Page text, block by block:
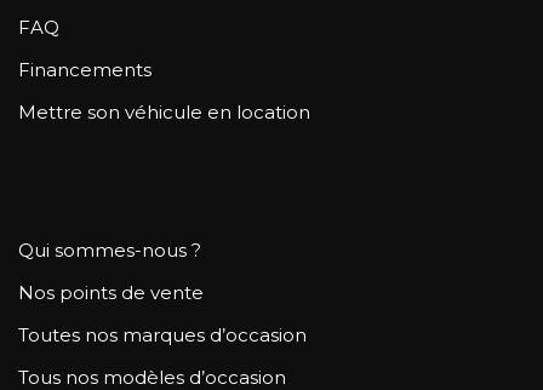
FAQ
Financements
Mettre son véhicule en location
Qui sommes-nous ?
Nos points de vente
Toutes nos marques d’occasion
Tous nos modèles d’occasion